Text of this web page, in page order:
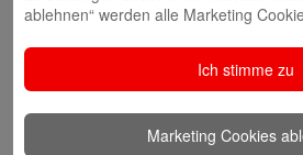
Neue Heimat für Mehlschwalben
Spatenstich für „grünes Herz“ von
Starkes Signal für Klimaschutz
Frohes Fest für Karlshöhe-
ablehnen“ werden alle Marketing
Ich stimme zu
Marketing Cookies